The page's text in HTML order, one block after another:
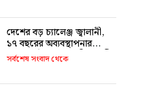
দেশের বড় চ্যালেঞ্জ জ্বালানী,
১৭ বছরের অব্যবস্থাপনার
কারণে এই অবস্থা: বাণিজ্যমন্ত্রী
সর্বশেষ সংবাদ থেকে